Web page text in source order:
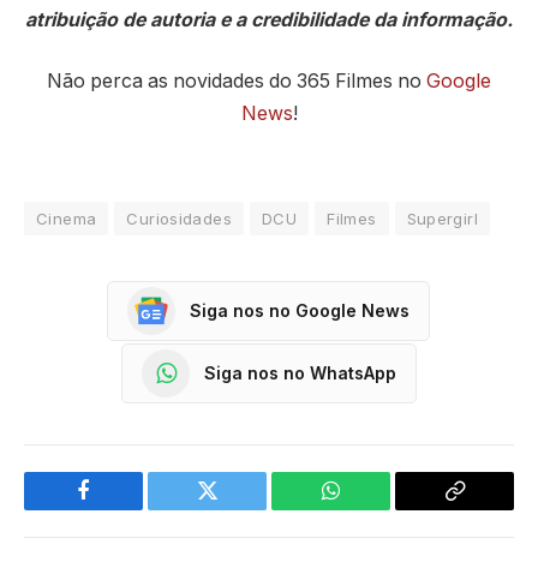
atribuição de autoria e a credibilidade da informação.
Não perca as novidades do 365 Filmes no Google
News!
Cinema Curiosidades DCU Filmes Supergirl
Siga nos no Google News
Siga nos no WhatsApp
Facebook Twitter WhatsApp
Copy